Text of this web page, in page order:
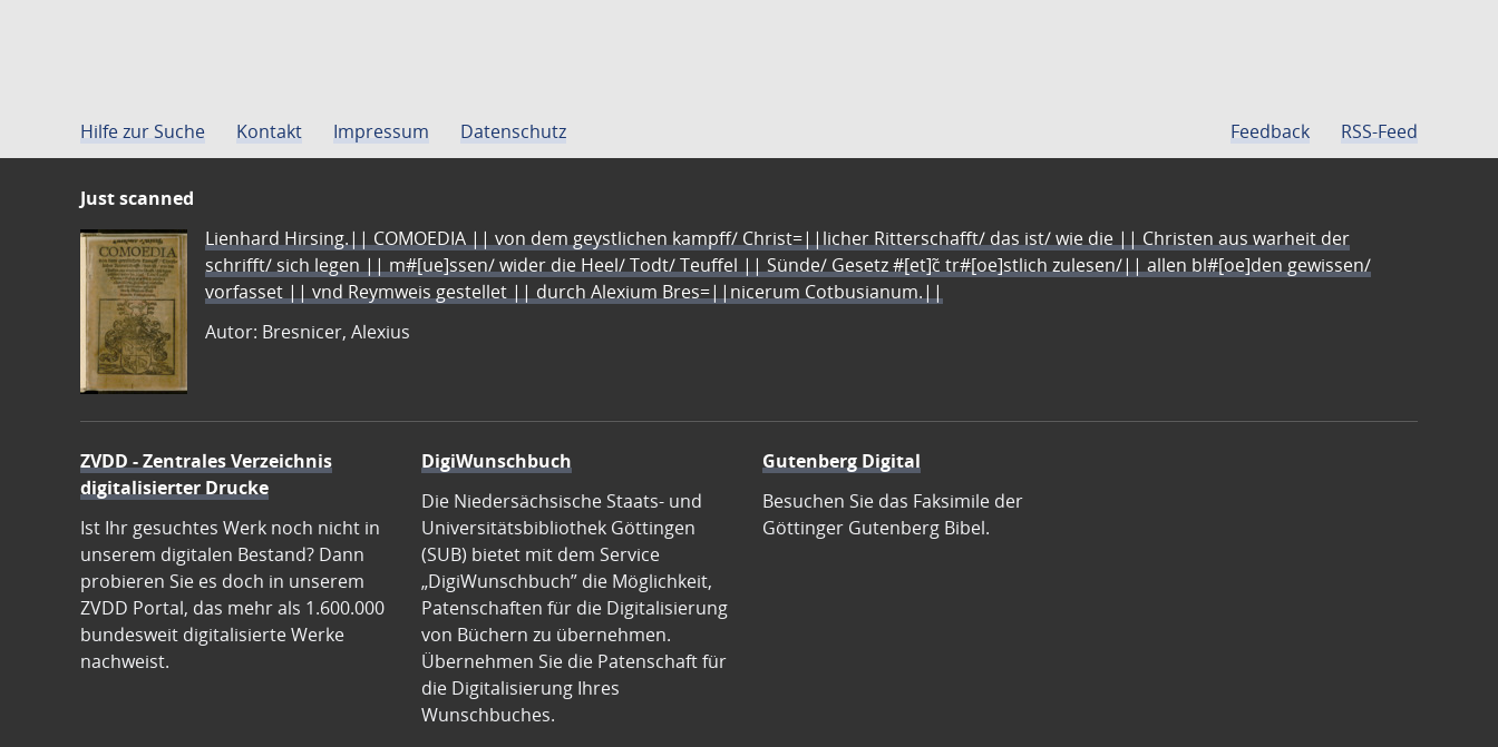
Hilfe zur Suche Kontakt Impressum Datenschutz Feedback RSS-Feed
Just scanned
Lienhard Hirsing.|| COMOEDIA || von dem geystlichen kampff/ Christ=||licher Ritterschafft/ das ist/ wie die || Christen aus warheit der
schrifft/ sich legen || m#[ue]ssen/ wider die Heel/ Todt/ Teuffel || Sünde/ Gesetz #[et]c̃ tr#[oe]stlich zulesen/|| allen bl#[oe]den gewissen/
vorfasset || vnd Reymweis gestellet || durch Alexium Bres=||nicerum Cotbusianum.||
Autor: Bresnicer, Alexius
ZVDD - Zentrales Verzeichnis
digitalisierter Drucke
Ist Ihr gesuchtes Werk noch nicht in
unserem digitalen Bestand? Dann
probieren Sie es doch in unserem
ZVDD Portal, das mehr als 1.600.000
bundesweit digitalisierte Werke
nachweist.
DigiWunschbuch
Die Niedersächsische Staats- und
Universitätsbibliothek Göttingen
(SUB) bietet mit dem Service
„DigiWunschbuch” die Möglichkeit,
Patenschaften für die Digitalisierung
von Büchern zu übernehmen.
Übernehmen Sie die Patenschaft für
die Digitalisierung Ihres
Wunschbuches.
Gutenberg Digital
Besuchen Sie das Faksimile der
Göttinger Gutenberg Bibel.